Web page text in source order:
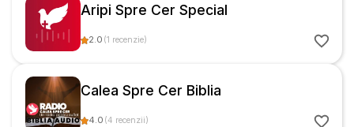
Aripi Spre Cer Special
2.0 (1 recenzie)
Calea Spre Cer Biblia
4.0 (4 recenzii)